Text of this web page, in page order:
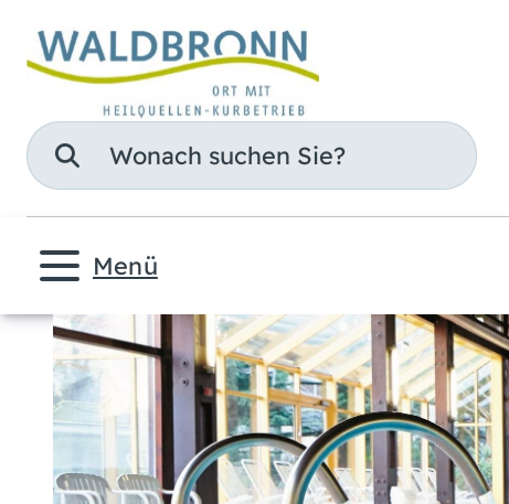
Suche
Menü